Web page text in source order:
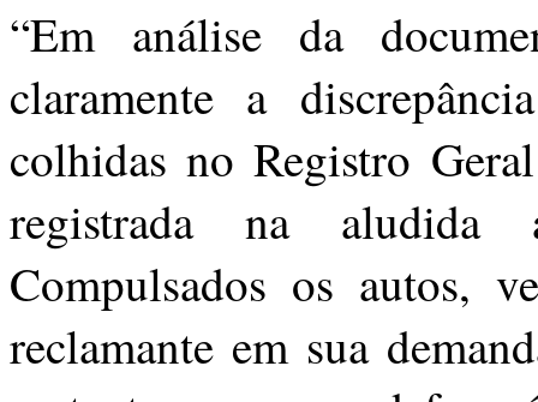
“Em análise da
claramente a
colhidas no Registro
registrada na
Compulsados os autos,
reclamante em sua